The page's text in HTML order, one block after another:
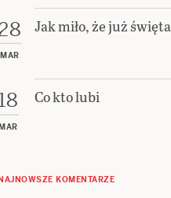
MAR
Jak miło, że już święta
Co kto lubi
KOMENTARZE